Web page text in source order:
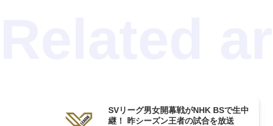
SVリーグ男女開幕戦がNHK BSで生中
継！ 昨シーズン王者の試合を放送